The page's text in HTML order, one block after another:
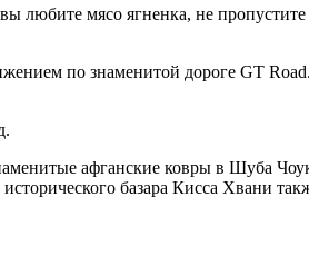
любите мясо ягненка, не
по знаменитой дороге GT
афганские ковры в Шуба
базара Кисса Хвани